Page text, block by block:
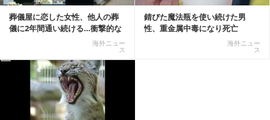
葬儀屋に恋した女性、他人の葬
儀に2年間通い続ける…衝撃的な
海外ニュー
ス
錆びた魔法瓶を使い続けた男
性、重金属中毒になり死亡
海外ニュー
ス